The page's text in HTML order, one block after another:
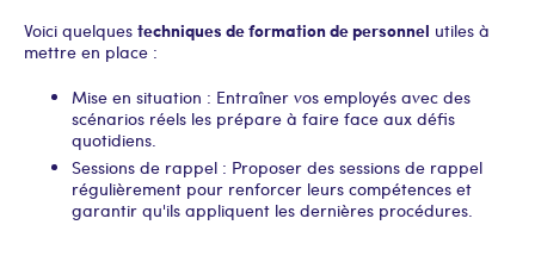
Voici quelques techniques de formation de personnel utiles à
mettre en place :
Mise en situation : Entraîner vos employés avec des
scénarios réels les prépare à faire face aux défis
quotidiens.
Sessions de rappel : Proposer des sessions de rappel
régulièrement pour renforcer leurs compétences et
garantir qu'ils appliquent les dernières procédures.